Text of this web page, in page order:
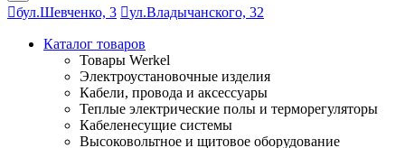
бул.Шевченко, 3 ул.Владычанского, 32
Каталог товаров
Товары Werkel
Электроустановочные изделия
Кабели, провода и аксессуары
Теплые электрические полы и терморегуляторы
Кабеленесущие системы
Высоковольтное и щитовое оборудование